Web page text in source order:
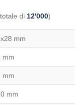
di 12'000)
mm
mm
mm
mm